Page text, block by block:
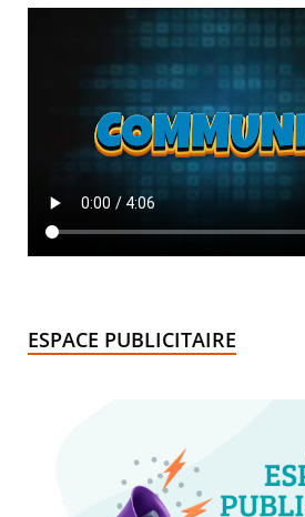
ESPACE PUBLICITAIRE